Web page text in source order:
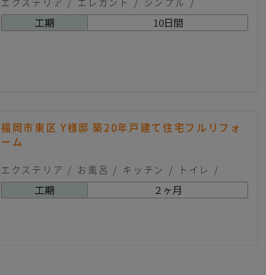
ナチュラル
工期 10日間
福岡市東区 Y様邸 築20年戸建て住宅フルリフォ
ーム
エクステリア お風呂 キッチン
トイレ
内装
壁紙クロス 外観・屋根
床工事
洗面所
エレガント クラシック
シンプル
工期 ２ヶ月